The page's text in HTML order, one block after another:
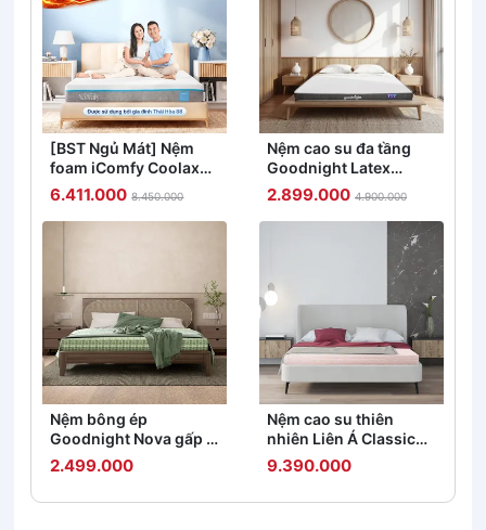
[BST Ngủ Mát] Nệm
foam iComfy Coolax
đa tầng thoáng mát,
massage thư giãn dày
15cm
6.411.000 8.450.000
Nệm cao su đa tầng
Goodnight Latex
Hybrid (Rena) vững
chắc, thông thoáng
dày 10cm
2.899.000 4.900.000
Nệm bông ép
Goodnight Nova gấp 3
dày 5/9cm
2.499.000
Nệm cao su thiên
nhiên Liên Á Classic
dày 5/10cm
9.390.000